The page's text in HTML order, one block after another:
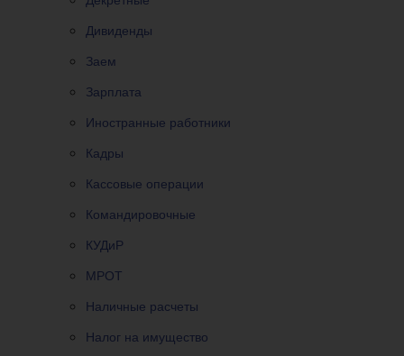
Дивиденды
Заем
Зарплата
Иностранные работники
Кадры
Кассовые операции
Командировочные
КУДиР
МРОТ
Наличные расчеты
Налог на имущество